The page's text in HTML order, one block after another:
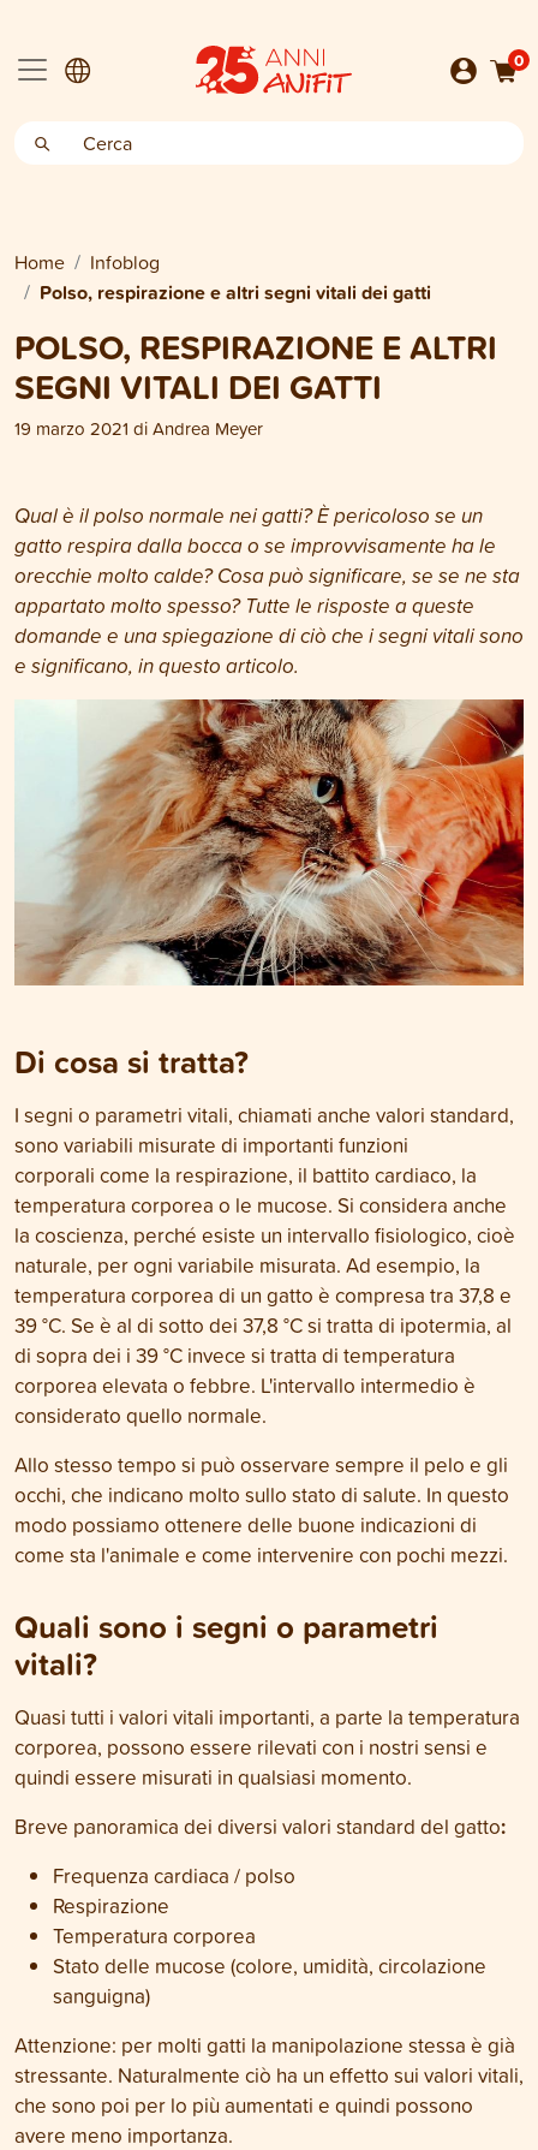
0
Home Infoblog
Polso, respirazione e altri segni vitali dei gatti
POLSO, RESPIRAZIONE E ALTRI
SEGNI VITALI DEI GATTI
19 marzo 2021 diAndrea Meyer
Qual è il polso normale nei gatti? È pericoloso se un
gatto respira dalla bocca o se improvvisamente ha le
orecchie molto calde? Cosa può significare, se se ne sta
appartato molto spesso? Tutte le risposte a queste
domande e una spiegazione di ciò che i segni vitali sono
e significano, in questo articolo.
Di cosa si tratta?
I segni o parametri vitali, chiamati anche valori standard,
sono variabili misurate di importanti funzioni
corporali come la respirazione, il battito cardiaco, la
temperatura corporea o le mucose. Si considera anche
la coscienza, perché esiste un intervallo fisiologico, cioè
naturale, per ogni variabile misurata. Ad esempio, la
temperatura corporea di un gatto è compresa tra 37,8 e
39 °C. Se è al di sotto dei 37,8 °C si tratta di ipotermia, al
di sopra dei i 39 °C invece si tratta di temperatura
corporea elevata o febbre. L'intervallo intermedio è
considerato quello normale.
Allo stesso tempo si può osservare sempre il pelo e gli
occhi, che indicano molto sullo stato di salute. In questo
modo possiamo ottenere delle buone indicazioni di
come sta l'animale e come intervenire con pochi mezzi.
Quali sono i segni o parametri
vitali?
Quasi tutti i valori vitali importanti, a parte la temperatura
corporea, possono essere rilevati con i nostri sensi e
quindi essere misurati in qualsiasi momento.
Breve panoramica dei diversi valori standard del gatto:
Frequenza cardiaca / polso
Respirazione
Temperatura corporea
Stato delle mucose (colore, umidità, circolazione
sanguigna)
Attenzione: per molti gatti la manipolazione stessa è già
stressante. Naturalmente ciò ha un effetto sui valori vitali,
che sono poi per lo più aumentati e quindi possono
avere meno importanza.